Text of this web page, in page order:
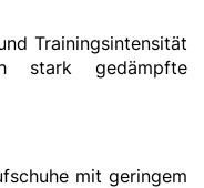
Trainingsintensität
stark gedämpfte
mit geringem